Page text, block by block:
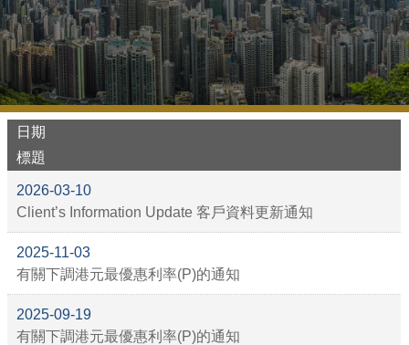
日期
標題
2026-03-10
Client’s Information Update 客戶資料更新通知
2025-11-03
有關下調港元最優惠利率(P)的通知
2025-09-19
有關下調港元最優惠利率(P)的通知